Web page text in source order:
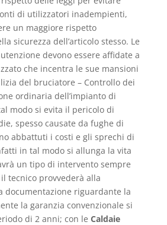
di utilizzatori inadempienti,
un maggiore rispetto
sicurezza dell’articolo stesso. Le
devono essere affidate a
che incentra le sue mansioni
del bruciatore – Controllo dei
ordinaria dell’impianto di
modo si evita il pericolo di
spesso causate da fughe di
abbattuti i costi e gli sprechi di
in tal modo si allunga la vita
un tipo di intervento sempre
tecnico provvederà alla
documentazione riguardante la
la garanzia convenzionale si
di 2 anni; con le Caldaie